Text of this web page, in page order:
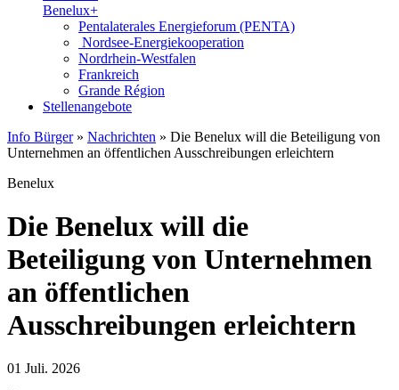
Benelux+
Pentalaterales Energieforum (PENTA)
Nordsee-Energiekooperation
Nordrhein-Westfalen
Frankreich
Grande Région
Stellenangebote
Info Bürger» Nachrichten » Die Benelux will die Beteiligung von
Unternehmen an öffentlichen Ausschreibungen erleichtern
Benelux
Die Benelux will die
Beteiligung von Unternehmen
an öffentlichen
Ausschreibungen erleichtern
01 Juli. 2026